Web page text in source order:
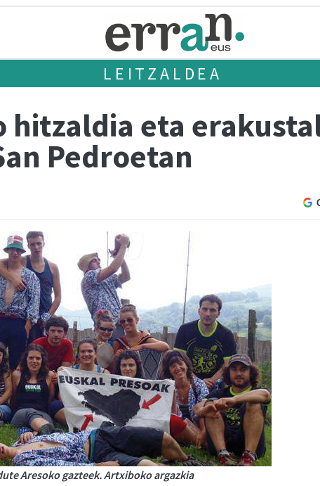
LEITZALDEA
hitzaldia eta
Pedroetan
Aresoko gazteek. Artxiboko argazkia